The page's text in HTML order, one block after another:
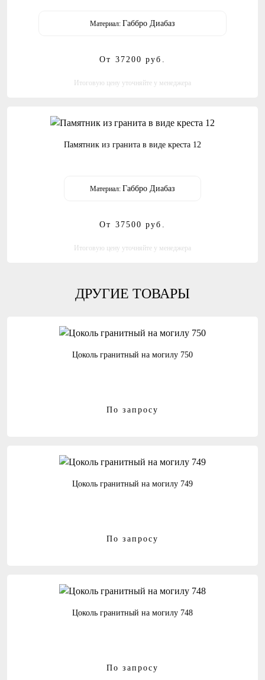
Материал: Габбро Диабаз
От 37200 руб.
Итоговую цену уточняйте у менеджера
Памятник из гранита в виде креста 12
Материал: Габбро Диабаз
От 37500 руб.
Итоговую цену уточняйте у менеджера
ДРУГИЕ ТОВАРЫ
Цоколь гранитный на могилу 750
По запросу
Цоколь гранитный на могилу 749
По запросу
Цоколь гранитный на могилу 748
По запросу